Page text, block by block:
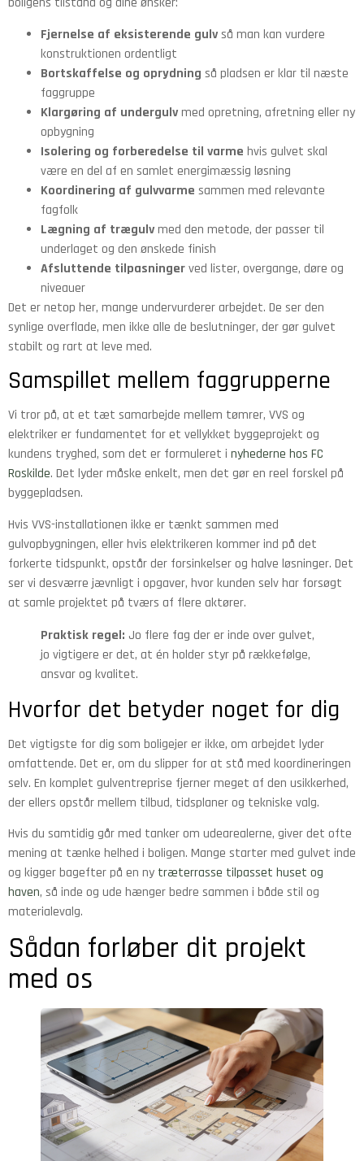
Fjernelse af eksisterende gulvså man kan vurdere
konstruktionen ordentligt
Bortskaffelse og oprydning så pladsen er klar til næste
faggruppe
Klargøring af undergulvmed opretning, afretning eller ny
opbygning
Isolering og forberedelse til varme hvis gulvet skal
være en del af en samlet energimæssig løsning
Koordinering af gulvvarme sammen med relevante
fagfolk
Lægning af trægulvmed den metode, der passer til
underlaget og den ønskede finish
Afsluttende tilpasningerved lister, overgange, døre og
niveauer
Det er netop her, mange undervurderer arbejdet. De ser den
synlige overflade, men ikke alle de beslutninger, der gør gulvet
stabilt og rart at leve med.
Samspillet mellem faggrupperne
Vi tror på, at et tæt samarbejde mellem tømrer, VVS og
elektriker er fundamentet for et vellykket byggeprojekt og
kundens tryghed, som det er formuleret i nyhederne hos FC
Roskilde. Det lyder måske enkelt, men det gør en reel forskel på
byggepladsen.
Hvis VVS-installationen ikke er tænkt sammen med
gulvopbygningen, eller hvis elektrikeren kommer ind på det
forkerte tidspunkt, opstår der forsinkelser og halve løsninger. Det
ser vi desværre jævnligt i opgaver, hvor kunden selv har forsøgt
at samle projektet på tværs af flere aktører.
Praktisk regel: Jo flere fag der er inde over gulvet,
jo vigtigere er det, at én holder styr på rækkefølge,
ansvar og kvalitet.
Hvorfor det betyder noget for dig
Det vigtigste for dig som boligejer er ikke, om arbejdet lyder
omfattende. Det er, om du slipper for at stå med koordineringen
selv. En komplet gulventreprise fjerner meget af den usikkerhed,
der ellers opstår mellem tilbud, tidsplaner og tekniske valg.
Hvis du samtidig går med tanker om udearealerne, giver det ofte
mening at tænke helhed i boligen. Mange starter med gulvet inde
og kigger bagefter på en ny træterrasse tilpasset huset og
haven, så inde og ude hænger bedre sammen i både stil og
materialevalg.
Sådan forløber dit projekt
med os